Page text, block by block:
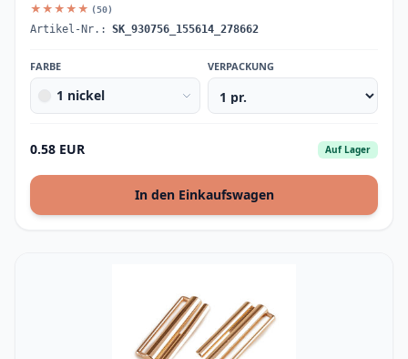
★★★★★ (50)
Artikel-Nr.: SK_930756_155614_278662
FARBE
1 nickel
VERPACKUNG
0.58 EUR Auf Lager
In den Einkaufswagen